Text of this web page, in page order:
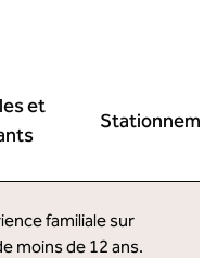
et
familiale sur
moins de 12 ans.